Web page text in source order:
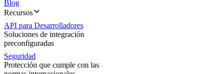
Blog
Recursos
API para Desarrolladores
Soluciones de integración
preconfiguradas
Seguridad
Protección que cumple con las